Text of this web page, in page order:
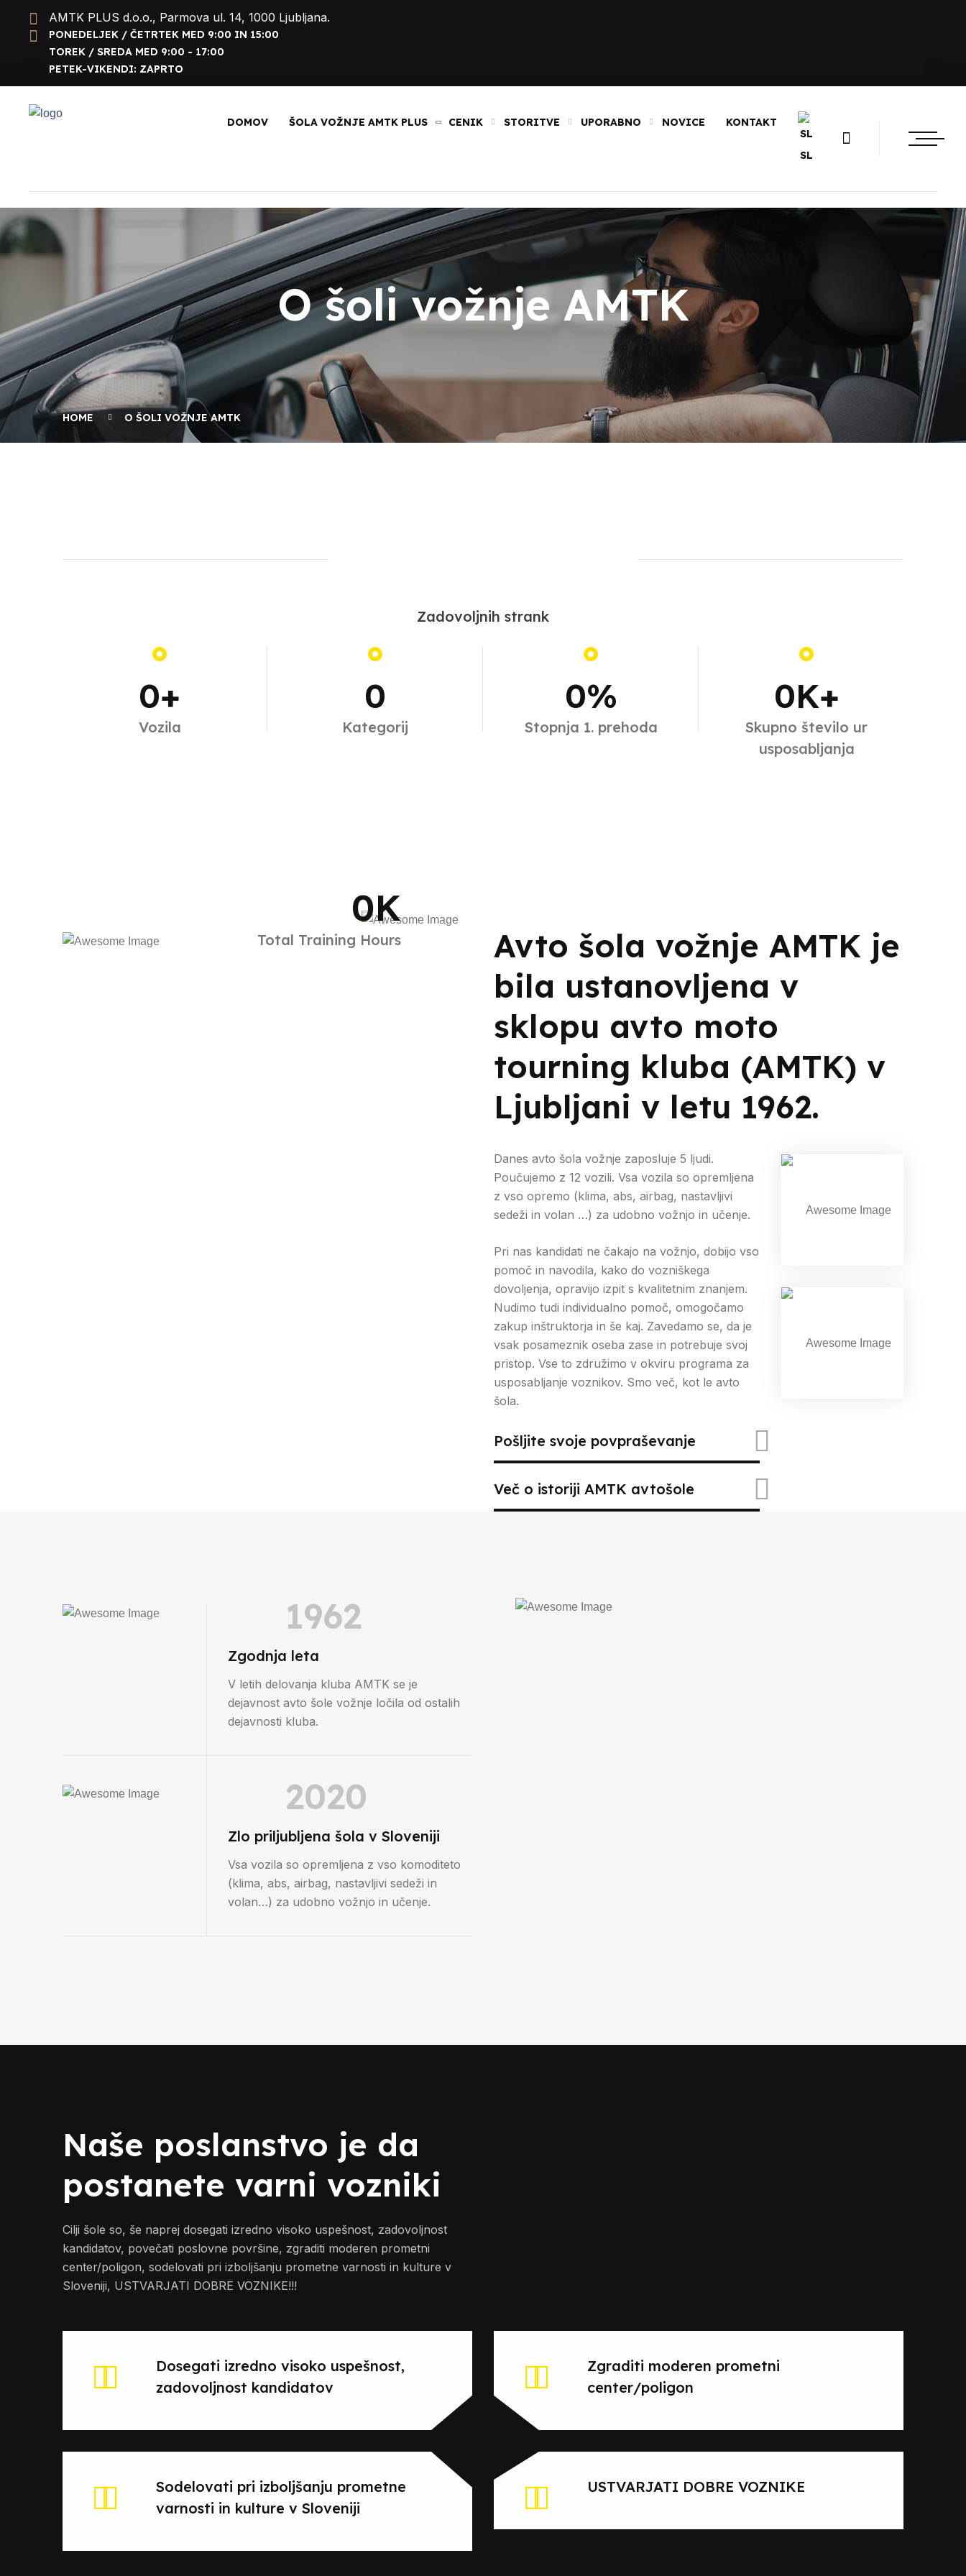
AMTK PLUS d.o.o., Parmova ul. 14, 1000 Ljubljana.
PONEDELJEK / ČETRTEK MED 9:00 IN 15:00
TOREK / SREDA MED 9:00 - 17:00
PETEK-VIKENDI: ZAPRTO
DOMOV ŠOLA VOŽNJE AMTK PLUS CENIK STORITVE UPORABNO NOVICE KONTAKT
SL
O šoli vožnje AMTK
HOME O ŠOLI VOŽNJE AMTK
34210+
Zadovoljnih strank
0+
Vozila
0
Kategorij
0%
Stopnja 1. prehoda
0K+
Skupno število ur
usposabljanja
0K
Total Training Hours
Avto šola vožnje AMTK je
bila ustanovljena v
sklopu avto moto
tourning kluba (AMTK) v
Ljubljani v letu 1962.
Danes avto šola vožnje zaposluje 5 ljudi.
Poučujemo z 12 vozili. Vsa vozila so opremljena
z vso opremo (klima, abs, airbag, nastavljivi
sedeži in volan …) za udobno vožnjo in učenje.
Pri nas kandidati ne čakajo na vožnjo, dobijo vso
pomoč in navodila, kako do vozniškega
dovoljenja, opravijo izpit s kvalitetnim znanjem.
Nudimo tudi individualno pomoč, omogočamo
zakup inštruktorja in še kaj. Zavedamo se, da je
vsak posameznik oseba zase in potrebuje svoj
pristop. Vse to združimo v okviru programa za
usposabljanje voznikov. Smo več, kot le avto
šola.
Pošljite svoje povpraševanje
Več o istoriji AMTK avtošole
1962
Zgodnja leta
V letih delovanja kluba AMTK se je
dejavnost avto šole vožnje ločila od ostalih
dejavnosti kluba.
2020
Zlo priljubljena šola v Sloveniji
Vsa vozila so opremljena z vso komoditeto
(klima, abs, airbag, nastavljivi sedeži in
volan…) za udobno vožnjo in učenje.
Naše poslanstvo je da
postanete varni vozniki
Cilji šole so, še naprej dosegati izredno visoko uspešnost, zadovoljnost
kandidatov, povečati poslovne površine, zgraditi moderen prometni
center/poligon, sodelovati pri izboljšanju prometne varnosti in kulture v
Sloveniji, USTVARJATI DOBRE VOZNIKE!!!
Dosegati izredno visoko uspešnost,
zadovoljnost kandidatov
Zgraditi moderen prometni
center/poligon
Sodelovati pri izboljšanju prometne
varnosti in kulture v Sloveniji
USTVARJATI DOBRE VOZNIKE